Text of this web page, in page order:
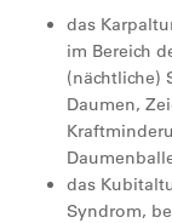
das
im Bereich
(nächtliche)
Daumen,
das
Syndrom,